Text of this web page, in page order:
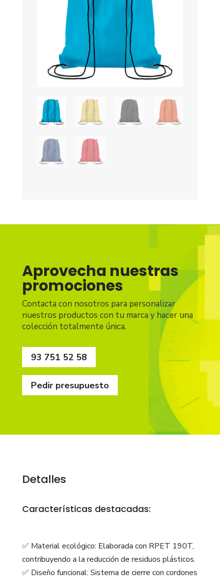
Aprovecha nuestras
promociones
Contacta con nosotros para personalizar
nuestros productos con tu marca y hacer una
colección totalmente única.
93 751 52 58
Pedir presupuesto
Detalles
Características destacadas:
✅ Material ecológico: Elaborada con RPET 190T,
contribuyendo a la reducción de residuos plásticos.
✅ Diseño funcional: Sistema de cierre con cordones